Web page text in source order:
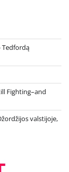
Tedfordą
Fighting–and
valstijoje,